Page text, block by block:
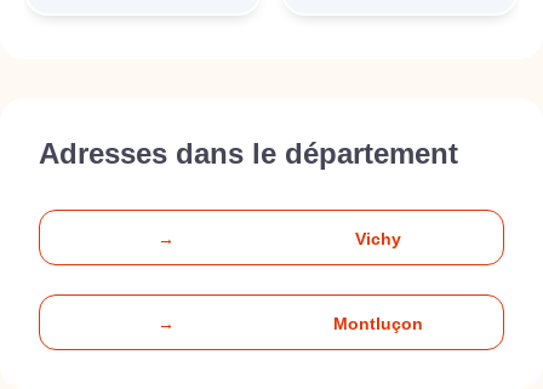
Adresses dans le département
→ Vichy
→ Montluçon